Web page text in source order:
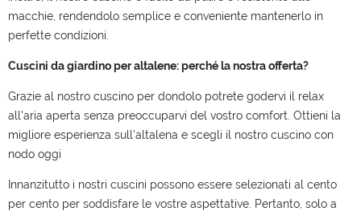
macchie, rendendolo semplice e conveniente mantenerlo in
perfette condizioni.
Cuscini da giardino per altalene: perché la nostra offerta?
Grazie al nostro cuscino per dondolo potrete godervi il relax
all'aria aperta senza preoccuparvi del vostro comfort. Ottieni la
migliore esperienza sull'altalena e scegli il nostro cuscino con
nodo oggi
Innanzitutto i nostri cuscini possono essere selezionati al cento
per cento per soddisfare le vostre aspettative. Pertanto, solo a